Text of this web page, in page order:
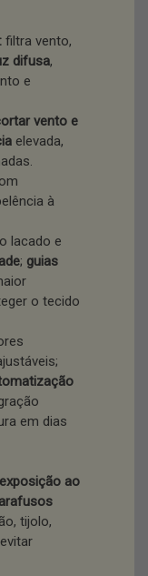
filtra vento,
difusa,
e
vento e
elevada,
à
lacado e
; guias
o tecido
em dias
exposição ao
tijolo,